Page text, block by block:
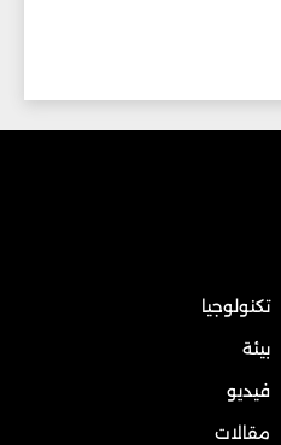
تكنولوجيا
بيئة
فيديو
مقالات